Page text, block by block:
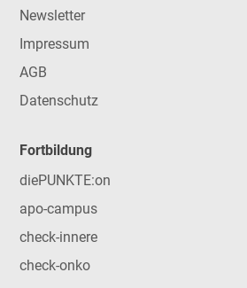
Newsletter
Impressum
AGB
Datenschutz
Fortbildung
diePUNKTE:on
apo-campus
check-innere
check-onko